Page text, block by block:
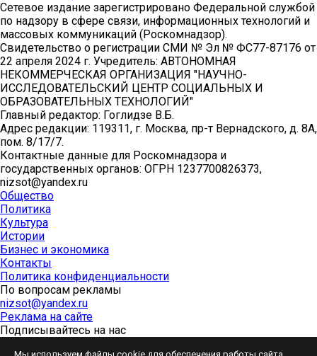
Сетевое издание зарегистрировано Федеральной службой
по надзору в сфере связи, информационных технологий и
массовых коммуникаций (Роскомнадзор).
Свидетельство о регистрации СМИ № Эл № ФС77-87176 от
22 апреля 2024 г. Учредитель: АВТОНОМНАЯ
НЕКОММЕРЧЕСКАЯ ОРГАНИЗАЦИЯ "НАУЧНО-
ИССЛЕДОВАТЕЛЬСКИЙ ЦЕНТР СОЦИАЛЬНЫХ И
ОБРАЗОВАТЕЛЬНЫХ ТЕХНОЛОГИЙ"
Главный редактор: Гоглидзе В.Б.
Адрес редакции: 119311, г. Москва, пр-т Вернадского, д. 8А,
пом. 8/17/7.
Контактные данные для Роскомнадзора и
государственных органов: ОГРН 1237700826373,
nizsot@yandex.ru
Общество
Политика
Культура
Истории
Бизнес и экономика
Контакты
Политика конфиденциальности
По вопросам рекламы
nizsot@yandex.ru
Реклама на сайте
Подписывайтесь на нас